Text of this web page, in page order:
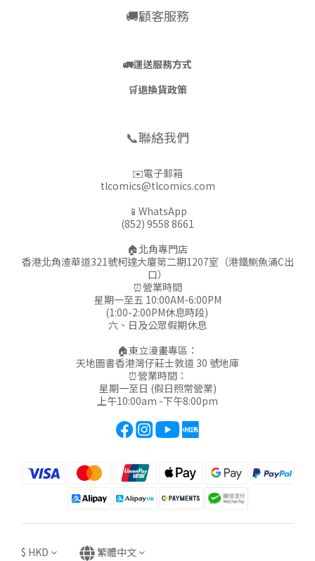
🚚顧客服務
🚛運送服務方式
🛒退換貨政策
📞聯絡我們
✉️電子郵箱
tlcomics@tlcomics.com
📱WhatsApp
(852) 9558 8661
🏠北角專門店
香港北角渣華道321號柯達大廈第二期1207室（港鐵鰂魚涌C出
口）
⏰營業時間
星期一至五 10:00AM-6:00PM
(1:00-2:00PM休息時段)
六、日及公眾假期休息
🏠東立漫畫專區：
天地圖書香港灣仔莊士敦道 30 號地庫
⏰營業時間：
星期一至日 (假日照常營業)
上午10:00am -下午8:00pm
$ HKD 繁體中文